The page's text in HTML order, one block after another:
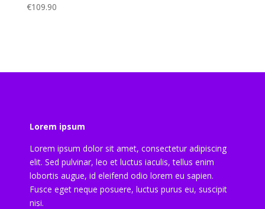
€109.90
Lorem ipsum
Lorem ipsum dolor sit amet, consectetur adipiscing
elit. Sed pulvinar, leo et luctus iaculis, tellus enim
lobortis augue, id eleifend odio lorem eu sapien.
Fusce eget neque posuere, luctus purus eu, suscipit
nisi.